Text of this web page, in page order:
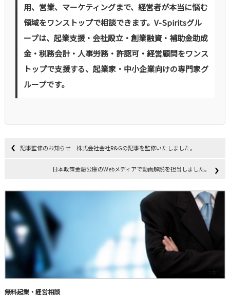
用、営業、マーケティングまで、経営者が本当に悩む
領域をワンストップで相談できます。V-Spiritsグル
ープは、起業支援・会社設立・創業融資・補助金助成
金・税務会計・人事労務・許認可・経営顧問をワンス
トップで支援する、起業家・中小企業向けの専門家グ
ループです。
記事監修のお知らせ 株式会社会社R&Gの記事を監修いたしました。
日本政策金融公庫のWebメディアで動画解説を担当しました。
無料起業・経営相談